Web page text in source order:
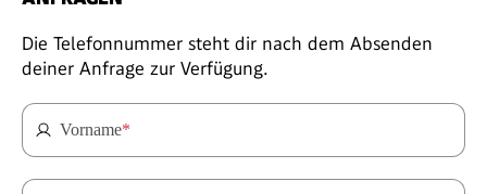
Die Telefonnummer steht dir nach dem Absenden
deiner Anfrage zur Verfügung.
Vorname*